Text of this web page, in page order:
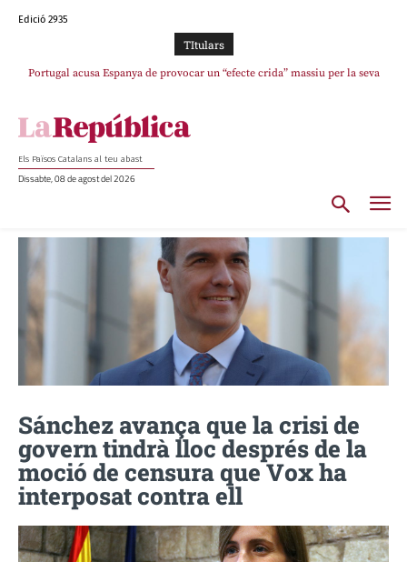
Edició 2935
TItulars
Portugal acusa Espanya de provocar un “efecte crida” massiu per la seva
Els Països Catalans al teu abast
Dissabte, 08 de agost del 2026
Sánchez avança que la crisi de
govern tindrà lloc després de la
moció de censura que Vox ha
interposat contra ell